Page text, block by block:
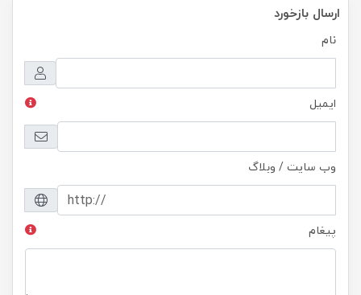
ارسال بازخورد
نام
ایمیل
وب سایت / وبلاگ
پیغام